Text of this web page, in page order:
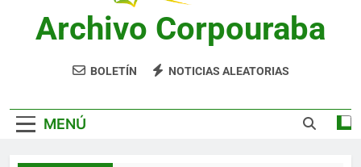
Publicación de Auto de Inicio de Trámite
CITACIONES
Archivo Corpouraba
BOLETÍN NOTICIAS ALEATORIAS
MENÚ